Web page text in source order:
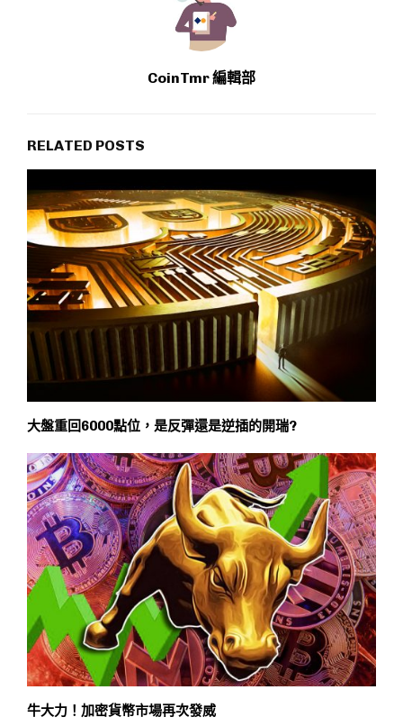
CoinTmr 編輯部
RELATED POSTS
大盤重回6000點位，是反彈還是逆插的開瑞?
牛大力！加密貨幣市場再次發威